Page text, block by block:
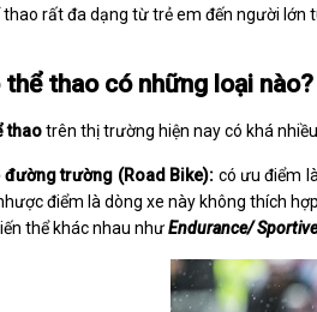
thao rất đa dạng từ trẻ em đến người
thể thao có những loại nào?
thaotrên thị trường hiện nay có khá
đường trường (Road Bike): có ưu điểm
điểm là dòng xe này không thích
thể khác nhau nhưEndurance/